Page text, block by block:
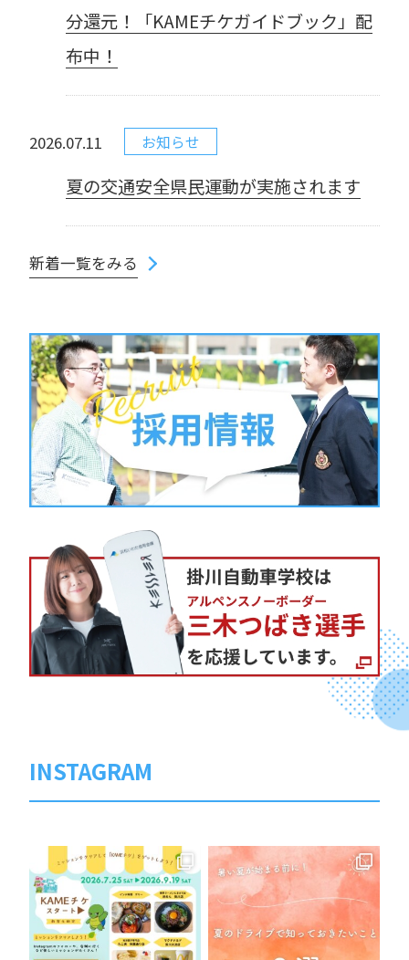
分還元！「KAMEチケガイドブック」配
布中！
2026.07.11 お知らせ
夏の交通安全県民運動が実施されます
新着一覧をみる
INSTAGRAM